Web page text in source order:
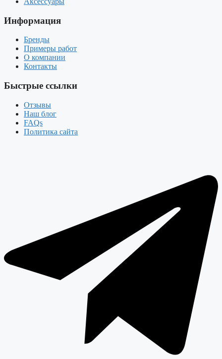
Информация
Бренды
Примеры работ
О компании
Контакты
Быстрые ссылки
Отзывы
Наш блог
FAQs
Политика сайта